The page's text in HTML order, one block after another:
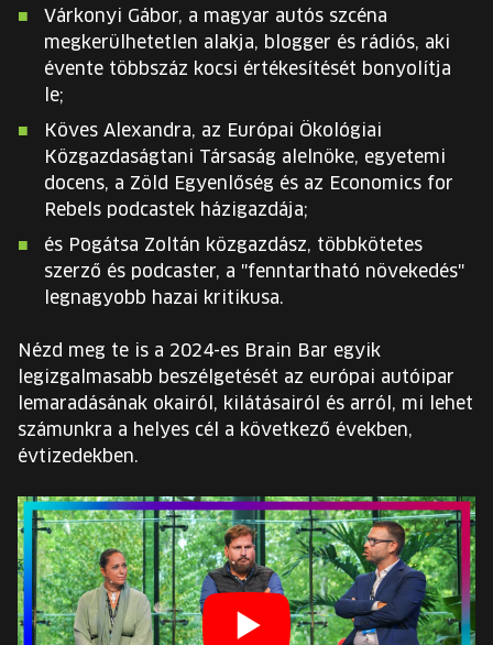
ELŐADÓK
INGYENES DIÁK- ÉS TANÁRREGISZTRÁCIÓ
JEGYEK
KOSÁR
EN
Change
EN
Várkonyi Gábor, a magyar autós szcéna
megkerülhetetlen alakja, blogger és rádiós, aki
évente többszáz kocsi értékesítését bonyolítja
le;
Köves Alexandra, az Európai Ökológiai
Közgazdaságtani Társaság alelnöke, egyetemi
docens, a Zöld Egyenlőség és az Economics for
Rebels podcastek házigazdája;
és Pogátsa Zoltán közgazdász, többkötetes
szerző és podcaster, a "fenntartható növekedés"
legnagyobb hazai kritikusa.
Nézd meg te is a 2024-es Brain Bar egyik
legizgalmasabb beszélgetését az európai autóipar
lemaradásának okairól, kilátásairól és arról, mi lehet
számunkra a helyes cél a következő években,
évtizedekben.